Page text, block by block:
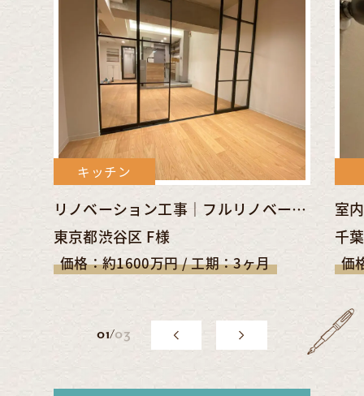
キッチン
リノベーション工事｜フルリノベーションでシンプル＆クールな空間に【東京都渋谷区/原宿駅】
東京都渋谷区 F様
価格：約1600万円 / 工期：3ヶ月
千
価
01/03